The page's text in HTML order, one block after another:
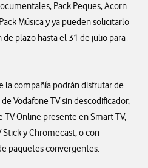
Pack Peques, Acorn
Música y ya pueden solicitarlo
de plazo hasta el 31 de julio para
la compañía podrán disfrutar de
Vodafone TV sin descodificador,
TV Online presente en Smart TV,
y Chromecast; o con
paquetes convergentes.